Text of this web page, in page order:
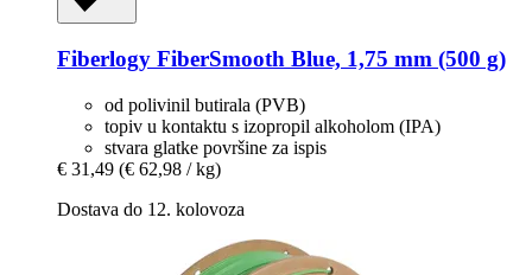
Fiberlogy FiberSmooth Blue, 1,75 mm (500 g)
od polivinil butirala (PVB)
topiv u kontaktu s izopropil alkoholom (IPA)
stvara glatke površine za ispis
€ 31,49 (€ 62,98 / kg)
Dostava do 12. kolovoza